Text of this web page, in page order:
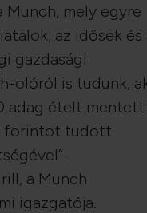
Munch, mely egyre
az idősek és
gazdasági
olóról is tudunk,
adag ételt mentett
forintot tudott
a Munch
igazgatója.